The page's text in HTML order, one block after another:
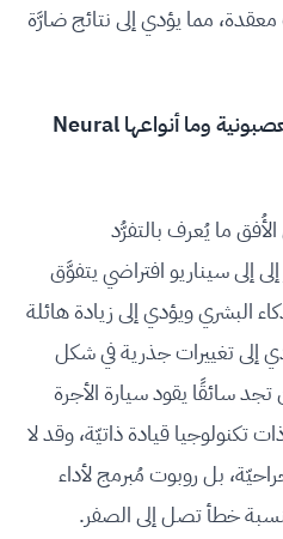
مما يؤدي إلى نتائج ضارَّة
ما هي الشبكات العصبونية وما أنواعها Neural
ما يُعرف بالتفرُّد
إلى سيناريو افتراضي يتفوَّق
البشري ويؤدي إلى زيادة هائلة
إلى تغييرات جذرية في شكل
سائقًا يقود سيارة الأجرة
تكنولوجيا قيادة ذاتيّة، وقد لا
بل روبوت مُبرمج لأداء
خطأ تصل إلى الصفر.